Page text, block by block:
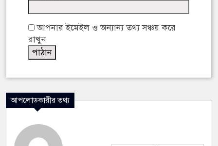
আপনার ইমেইল ও অন্যান্য তথ্য সঞ্চয় করে
রাখুন
আপলোডকারীর তথ্য